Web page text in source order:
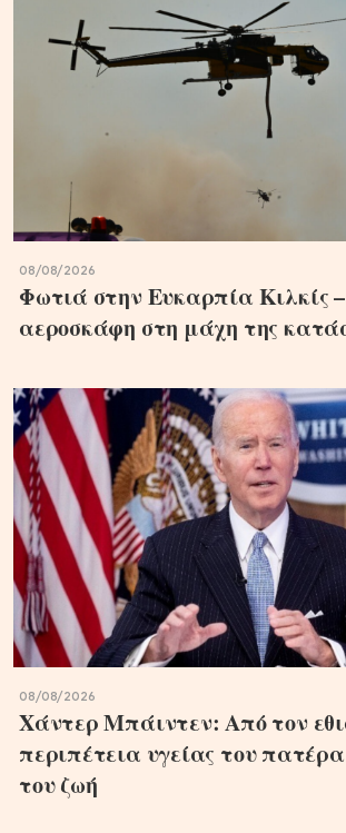
08/08/2026
Φωτιά στην Ευκαρπία Κιλκίς
αεροσκάφη στη μάχη της
08/08/2026
Χάντερ Μπάιντεν: Από τον
περιπέτεια υγείας του
του ζωή